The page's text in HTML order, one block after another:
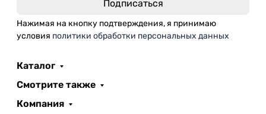
Нажимая на кнопку подтверждения, я принимаю
условия политики обработки персональных данных
Каталог
Смотрите также
Компания